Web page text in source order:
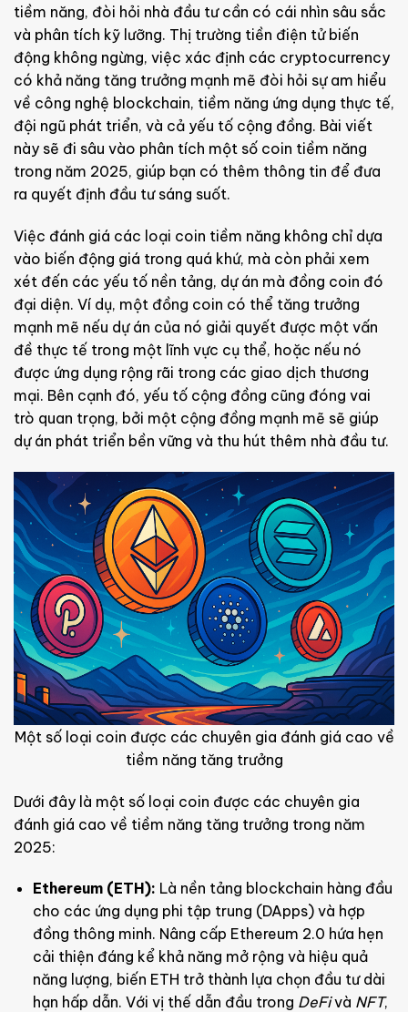
tiềm năng, đòi hỏi nhà đầu tư cần có cái nhìn sâu sắc
và phân tích kỹ lưỡng. Thị trường tiền điện tử biến
động không ngừng, việc xác định các cryptocurrency
có khả năng tăng trưởng mạnh mẽ đòi hỏi sự am hiểu
về công nghệ blockchain, tiềm năng ứng dụng thực tế,
đội ngũ phát triển, và cả yếu tố cộng đồng. Bài viết
này sẽ đi sâu vào phân tích một số coin tiềm năng
trong năm 2025, giúp bạn có thêm thông tin để đưa
ra quyết định đầu tư sáng suốt.
Việc đánh giá các loại coin tiềm năng không chỉ dựa
vào biến động giá trong quá khứ, mà còn phải xem
xét đến các yếu tố nền tảng, dự án mà đồng coin đó
đại diện. Ví dụ, một đồng coin có thể tăng trưởng
mạnh mẽ nếu dự án của nó giải quyết được một vấn
đề thực tế trong một lĩnh vực cụ thể, hoặc nếu nó
được ứng dụng rộng rãi trong các giao dịch thương
mại. Bên cạnh đó, yếu tố cộng đồng cũng đóng vai
trò quan trọng, bởi một cộng đồng mạnh mẽ sẽ giúp
dự án phát triển bền vững và thu hút thêm nhà đầu tư.
Một số loại coin được các chuyên gia đánh giá cao về
tiềm năng tăng trưởng
Dưới đây là một số loại coin được các chuyên gia
đánh giá cao về tiềm năng tăng trưởng trong năm
2025:
Ethereum (ETH): Là nền tảng blockchain hàng đầu
cho các ứng dụng phi tập trung (DApps) và hợp
đồng thông minh. Nâng cấp Ethereum 2.0 hứa hẹn
cải thiện đáng kể khả năng mở rộng và hiệu quả
năng lượng, biến ETH trở thành lựa chọn đầu tư dài
hạn hấp dẫn. Với vị thế dẫn đầu trong DeFivà NFT,